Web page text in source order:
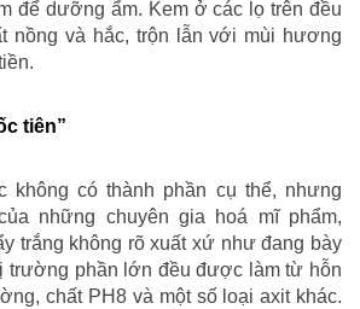
để dưỡng ẩm. Kem ở các lọ trên đều
nồng và hắc, trộn lẫn với mùi hương
tiên”
không có thành phần cụ thể, nhưng
những chuyên gia hoá mĩ phẩm,
trắng không rõ xuất xứ như đang bày
trường phần lớn đều được làm từ hỗn
chất PH8 và một số loại axit khác.